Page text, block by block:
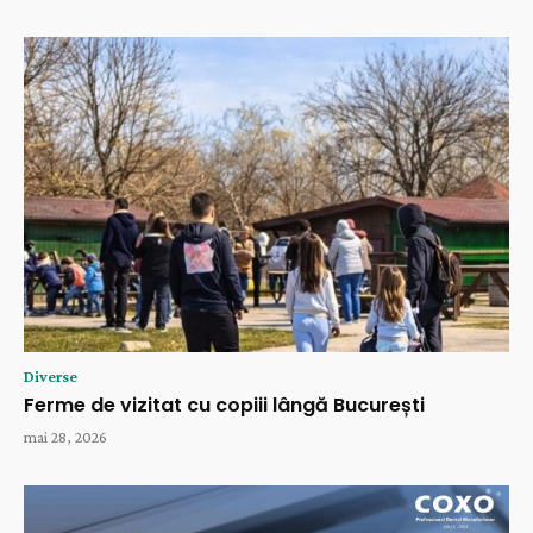
Diverse
Ferme de vizitat cu copiii lângă București
mai 28, 2026